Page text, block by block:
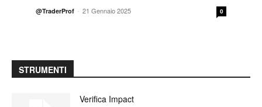
@TraderProf - 21 Gennaio 2025 0
STRUMENTI
Verifica Impact